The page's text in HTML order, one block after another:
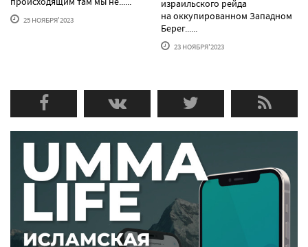
25 НОЯБРЯ'2023
израильского рейда
на оккупированном Западном
Берег......
23 НОЯБРЯ'2023